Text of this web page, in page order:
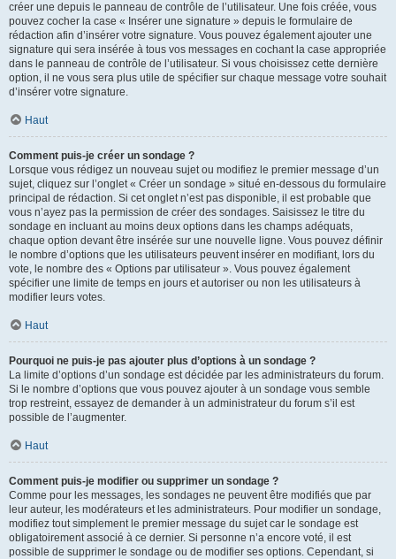
créer une depuis le panneau de contrôle de l’utilisateur. Une fois créée, vous
pouvez cocher la case « Insérer une signature » depuis le formulaire de
rédaction afin d’insérer votre signature. Vous pouvez également ajouter une
signature qui sera insérée à tous vos messages en cochant la case appropriée
dans le panneau de contrôle de l’utilisateur. Si vous choisissez cette dernière
option, il ne vous sera plus utile de spécifier sur chaque message votre souhait
d’insérer votre signature.
Haut
Comment puis-je créer un sondage ?
Lorsque vous rédigez un nouveau sujet ou modifiez le premier message d’un
sujet, cliquez sur l’onglet « Créer un sondage » situé en-dessous du formulaire
principal de rédaction. Si cet onglet n’est pas disponible, il est probable que
vous n’ayez pas la permission de créer des sondages. Saisissez le titre du
sondage en incluant au moins deux options dans les champs adéquats,
chaque option devant être insérée sur une nouvelle ligne. Vous pouvez définir
le nombre d’options que les utilisateurs peuvent insérer en modifiant, lors du
vote, le nombre des « Options par utilisateur ». Vous pouvez également
spécifier une limite de temps en jours et autoriser ou non les utilisateurs à
modifier leurs votes.
Haut
Pourquoi ne puis-je pas ajouter plus d’options à un sondage ?
La limite d’options d’un sondage est décidée par les administrateurs du forum.
Si le nombre d’options que vous pouvez ajouter à un sondage vous semble
trop restreint, essayez de demander à un administrateur du forum s’il est
possible de l’augmenter.
Haut
Comment puis-je modifier ou supprimer un sondage ?
Comme pour les messages, les sondages ne peuvent être modifiés que par
leur auteur, les modérateurs et les administrateurs. Pour modifier un sondage,
modifiez tout simplement le premier message du sujet car le sondage est
obligatoirement associé à ce dernier. Si personne n’a encore voté, il est
possible de supprimer le sondage ou de modifier ses options. Cependant, si